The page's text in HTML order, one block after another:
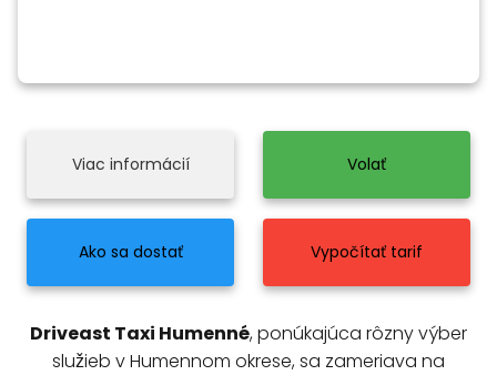
Viac informácií Volať
Ako sa dostať Vypočítať tarif
Driveast Taxi Humenné, ponúkajúca rôzny výber
služieb v Humennom okrese, sa zameriava na